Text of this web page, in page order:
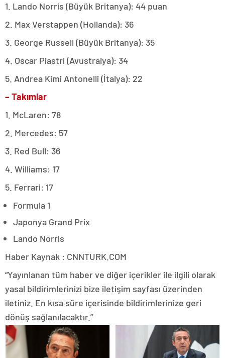
1. Lando Norris (Büyük Britanya): 44 puan
2. Max Verstappen (Hollanda): 36
3. George Russell (Büyük Britanya): 35
4. Oscar Piastri (Avustralya): 34
5. Andrea Kimi Antonelli (İtalya): 22
– Takımlar
1. McLaren: 78
2. Mercedes: 57
3. Red Bull: 36
4. Williams: 17
5. Ferrari: 17
Formula 1
Japonya Grand Prix
Lando Norris
Haber Kaynak : CNNTURK.COM
“Yayınlanan tüm haber ve diğer içerikler ile ilgili olarak
yasal bildirimlerinizi bize iletişim sayfası üzerinden
iletiniz. En kısa süre içerisinde bildirimlerinize geri
dönüş sağlanılacaktır.”